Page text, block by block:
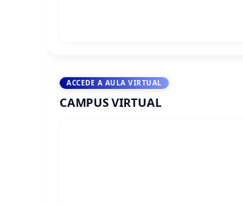
ACCEDE A AULA VIRTUAL
CAMPUS VIRTUAL